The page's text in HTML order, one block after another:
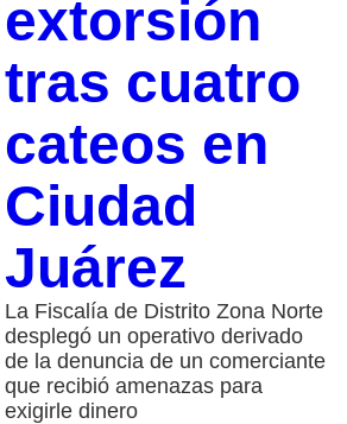
extorsión
tras cuatro
cateos en
Ciudad
Juárez
La Fiscalía de Distrito Zona Norte
desplegó un operativo derivado
de la denuncia de un comerciante
que recibió amenazas para
exigirle dinero